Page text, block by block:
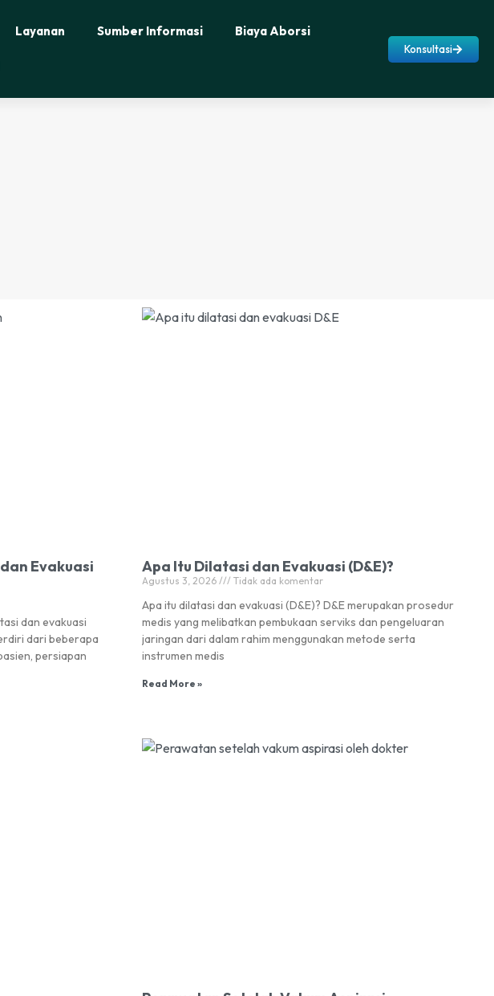
Layanan Sumber Informasi Biaya Aborsi
Konsultasi
Evakuasi
dan evakuasi
dari beberapa
persiapan
Apa Itu Dilatasi dan Evakuasi (D&E)?
Agustus 3, 2026 Tidak ada komentar
Apa itu dilatasi dan evakuasi (D&E)? D&E merupakan prosedur
medis yang melibatkan pembukaan serviks dan pengeluaran
jaringan dari dalam rahim menggunakan metode serta
instrumen medis
Read More »